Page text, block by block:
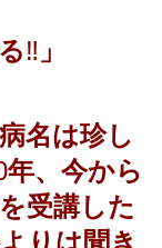
‼️ 」
名は珍し
年、今から
受講した
りは聞き